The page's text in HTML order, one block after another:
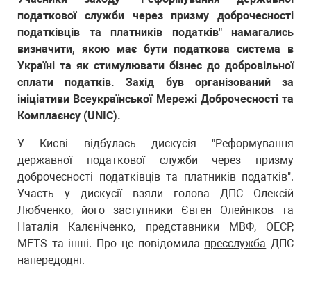
податкової служби через призму доброчесності
податківців та платників податків" намагались
визначити, якою має бути податкова система в
Україні та як стимулювати бізнес до добровільної
сплати податків. Захід був організований за
ініціативи Всеукраїнської Мережі Доброчесності та
Комплаєнсу (UNIC).
У Києві відбулась дискусія "Реформування
державної податкової служби через призму
доброчесності податківців та платників податків".
Участь у дискусії взяли голова ДПС Олексій
Любченко, його заступники Євген Олейніков та
Наталія Калєніченко, представники МВФ, ОЕСР,
METS та інші. Про це повідомила пресслужба ДПС
напередодні.